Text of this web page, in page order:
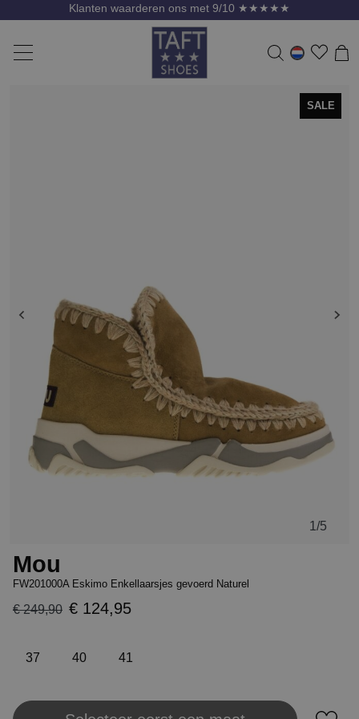
Klanten waarderen ons met 9/10 ★★★★★
1 /5
SALE
Mou
FW201000A Eskimo Enkellaarsjes gevoerd Naturel
€ 249,90 € 124,95
37 40 41